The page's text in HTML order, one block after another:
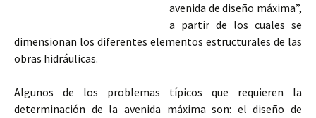
avenida de diseño máxima”,
a partir de los cuales se
dimensionan los diferentes elementos estructurales de las
obras hidráulicas.
Algunos de los problemas típicos que requieren la
determinación de la avenida máxima son: el diseño de